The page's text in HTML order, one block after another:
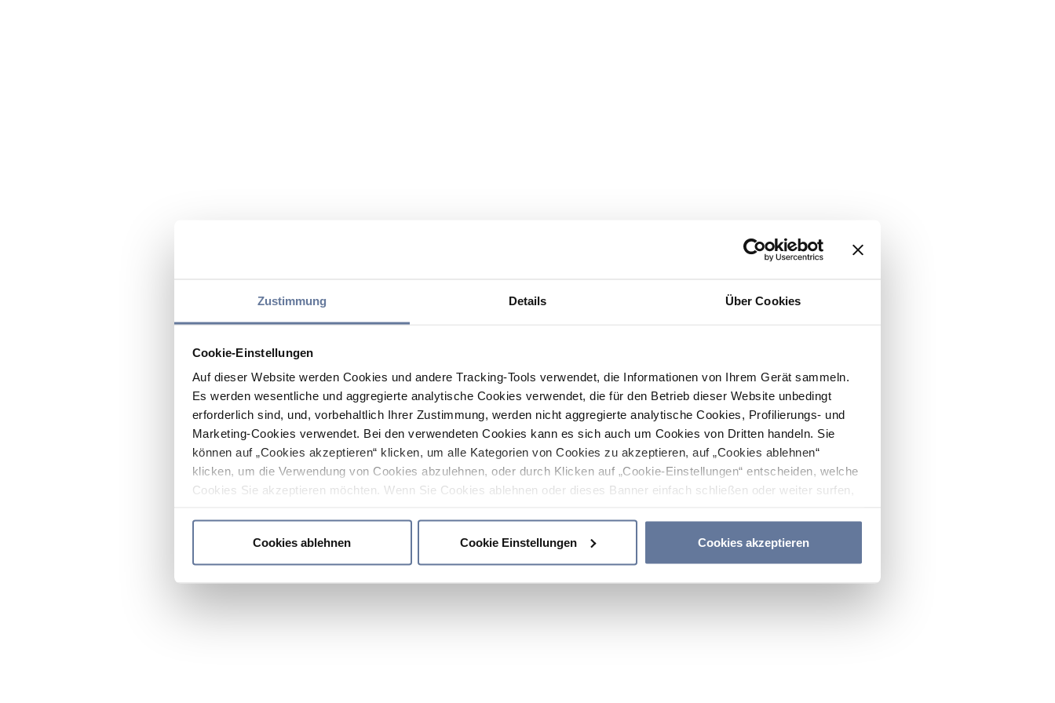
Zustimmung Details Über Cookies
Cookie-Einstellungen
Auf dieser Website werden Cookies und andere Tracking-Tools verwendet, die Informationen von Ihrem Gerät sammeln.
Es werden wesentliche und aggregierte analytische Cookies verwendet, die für den Betrieb dieser Website unbedingt
erforderlich sind, und, vorbehaltlich Ihrer Zustimmung, werden nicht aggregierte analytische Cookies, Profilierungs- und
Marketing-Cookies verwendet. Bei den verwendeten Cookies kann es sich auch um Cookies von Dritten handeln. Sie
können auf „Cookies akzeptieren“ klicken, um alle Kategorien von Cookies zu akzeptieren, auf „Cookies ablehnen“
klicken, um die Verwendung von Cookies abzulehnen, oder durch Klicken auf „Cookie-Einstellungen“ entscheiden, welche
Cookies Sie akzeptieren möchten. Wenn Sie Cookies ablehnen oder dieses Banner einfach schließen oder weiter surfen,
Cookies ablehnen
Cookie Einstellungen Cookies akzeptieren